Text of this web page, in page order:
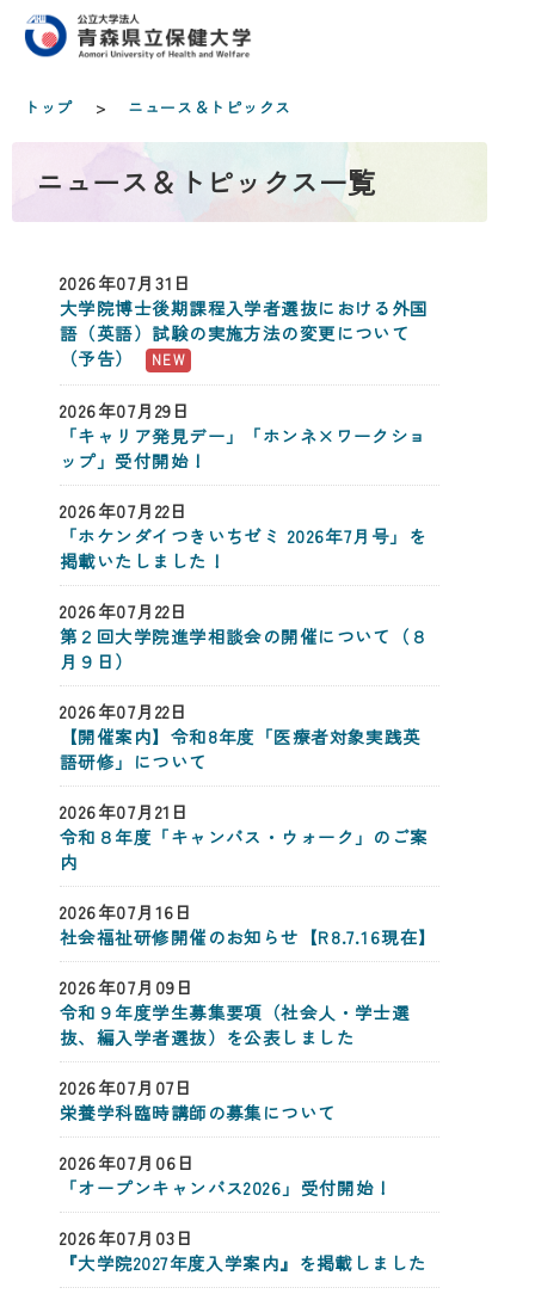
トップ > ニュース＆トピックス
ニュース＆トピックス一覧
2026年07月31日
大学院博士後期課程入学者選抜における外国
語（英語）試験の実施方法の変更について
（予告）
2026年07月29日
「キャリア発見デー」「ホンネ×ワークショ
ップ」受付開始！
2026年07月22日
「ホケンダイつきいちゼミ 2026年7月号」を
掲載いたしました！
2026年07月22日
第２回大学院進学相談会の開催について（８
月９日）
2026年07月22日
【開催案内】令和8年度「医療者対象実践英
語研修」について
2026年07月21日
令和８年度「キャンパス・ウォーク」のご案
内
2026年07月16日
社会福祉研修開催のお知らせ【R8.7.16現在】
2026年07月09日
令和９年度学生募集要項（社会人・学士選
抜、編入学者選抜）を公表しました
2026年07月07日
栄養学科臨時講師の募集について
2026年07月06日
「オープンキャンパス2026」受付開始！
2026年07月03日
『大学院2027年度入学案内』を掲載しました